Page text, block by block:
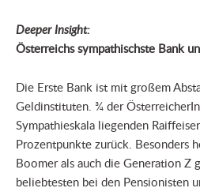
Deeper Insight:
Österreichs sympathischste Bank
Die Erste Bank ist mit großem
Geldinstituten. ¾ der
Sympathieskala liegenden
Prozentpunkte zurück. Besonders
Boomer als auch die Generation Z
beliebtesten bei den Pensionisten